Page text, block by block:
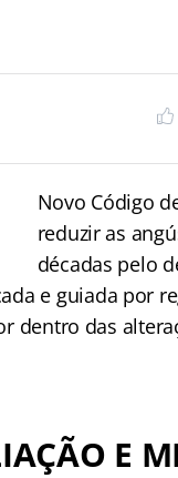
Novo Código
reduzir as
décadas pelo
e guiada por
dentro das
E